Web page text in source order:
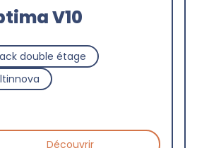
V10
double étage
Découvrir